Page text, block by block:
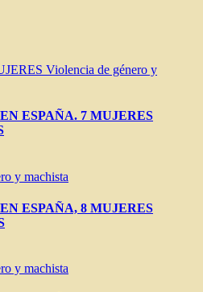
Violencia de género y
ESPAÑA. 7 MUJERES
y machista
ESPAÑA, 8 MUJERES
y machista